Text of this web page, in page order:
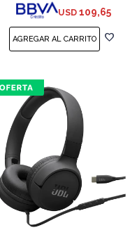
USD 109,65